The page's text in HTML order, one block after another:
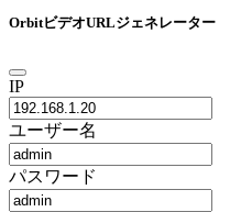
OrbitビデオURLジェネレーター
IP
ユーザー名
パスワード